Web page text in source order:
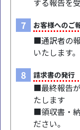
する報告を
7 お客様へのご
■通訳者の
いたします。
8 請求書の発行
■最終報告
たします
■領収書・
ださい。